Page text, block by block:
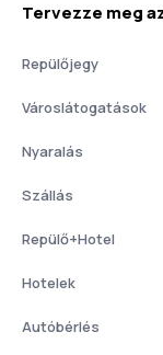
Tervezze meg
Repülőjegy
Városlátogatások
Nyaralás
Szállás
Repülő+Hotel
Hotelek
Autóbérlés